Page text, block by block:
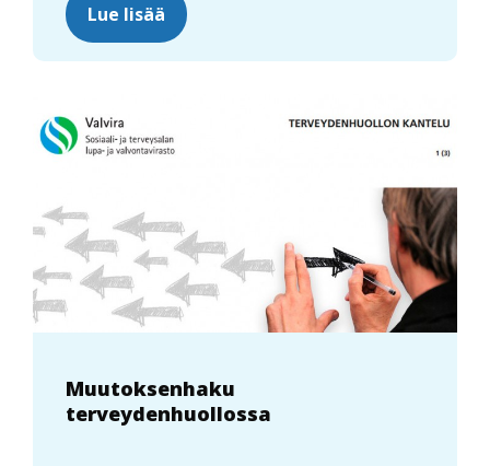
Lue lisää
Muutoksenhaku
terveydenhuollossa